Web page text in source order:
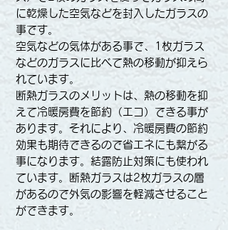
に乾燥した空気などを封入したガラスの
事です。
空気などの気体がある事で、1枚ガラス
などのガラスに比べて熱の移動が抑えら
れています。
断熱ガラスのメリットは、熱の移動を抑
えて冷暖房費を節約（エコ）できる事が
あります。それにより、冷暖房費の節約
効果も期待できるので省エネにも繋がる
事になります。結露防止対策にも使われ
ています。断熱ガラスは2枚ガラスの層
があるので外気の影響を軽減させること
ができます。